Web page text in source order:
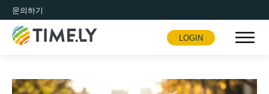
문의하기
Timely
LOGIN